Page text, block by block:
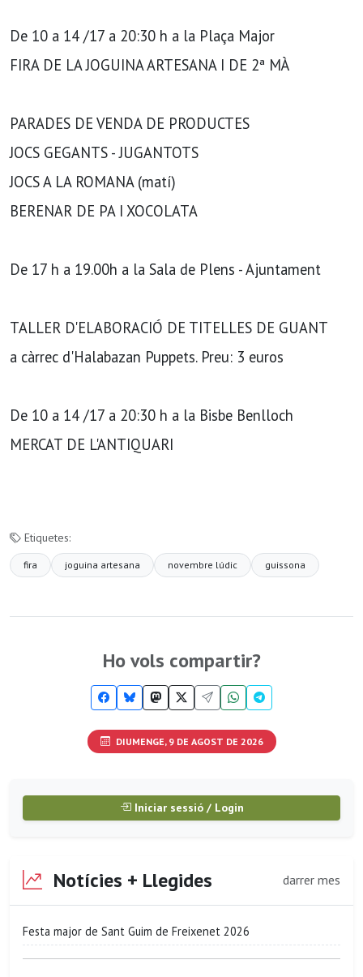
De 10 a 14 /17 a 20:30 h a la Plaça Major
FIRA DE LA JOGUINA ARTESANA I DE 2ª MÀ
PARADES DE VENDA DE PRODUCTES
JOCS GEGANTS - JUGANTOTS
JOCS A LA ROMANA (matí)
BERENAR DE PA I XOCOLATA
De 17 h a 19.00h a la Sala de Plens - Ajuntament
TALLER D'ELABORACIÓ DE TITELLES DE GUANT
a càrrec d'Halabazan Puppets. Preu: 3 euros
De 10 a 14 /17 a 20:30 h a la Bisbe Benlloch
MERCAT DE L'ANTIQUARI
Etiquetes:
fira joguina artesana novembre lúdic guissona
Ho vols compartir?
DIUMENGE, 9 DE AGOST DE 2026
Iniciar sessió / Login
Notícies + Llegides darrer mes
Festa major de Sant Guim de Freixenet 2026